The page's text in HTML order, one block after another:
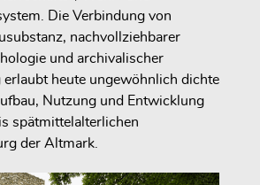
Die Verbindung von
nachvollziehbarer
und archivalischer
erlaubt heute ungewöhnlich dichte
Nutzung und Entwicklung
spätmittelalterlichen
der Altmark.